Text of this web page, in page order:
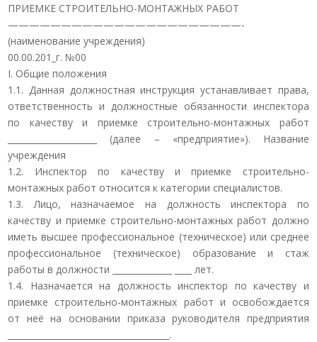
ПРИЕМКЕ СТРОИТЕЛЬНО-МОНТАЖНЫХ РАБОТ
——————————————————————-
(наименование учреждения)
00.00.201_г. №00
I. Общие положения
1.1. Данная должностная инструкция устанавливает права,
ответственность и должностные обязанности инспектора
по качеству и приемке строительно-монтажных работ
_____________________ (далее – «предприятие»). Название
учреждения
1.2. Инспектор по качеству и приемке строительно-
монтажных работ относится к категории специалистов.
1.3. Лицо, назначаемое на должность инспектора по
качеству и приемке строительно-монтажных работ должно
иметь высшее профессиональное (техническое) или среднее
профессиональное (техническое) образование и стаж
работы в должности ______________ ____ лет.
1.4. Назначается на должность инспектор по качеству и
приемке строительно-монтажных работ и освобождается
от неё на основании приказа руководителя предприятия
______________________________________.